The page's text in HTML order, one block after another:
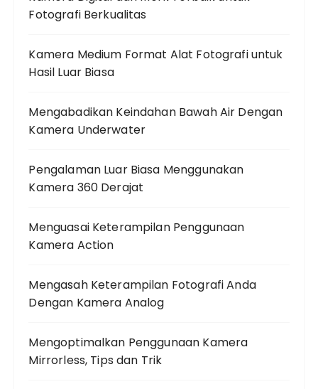
Fotografi Berkualitas
Kamera Medium Format Alat Fotografi untuk
Hasil Luar Biasa
Mengabadikan Keindahan Bawah Air Dengan
Kamera Underwater
Pengalaman Luar Biasa Menggunakan
Kamera 360 Derajat
Menguasai Keterampilan Penggunaan
Kamera Action
Mengasah Keterampilan Fotografi Anda
Dengan Kamera Analog
Mengoptimalkan Penggunaan Kamera
Mirrorless, Tips dan Trik